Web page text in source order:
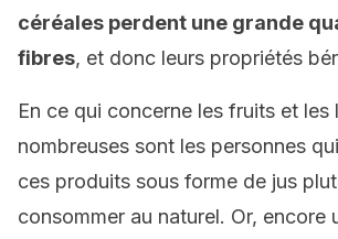
céréales perdent une grande
fibres, et donc leurs propriétés
En ce qui concerne les fruits et les
nombreuses sont les personnes
ces produits sous forme de jus
consommer au naturel. Or, encore